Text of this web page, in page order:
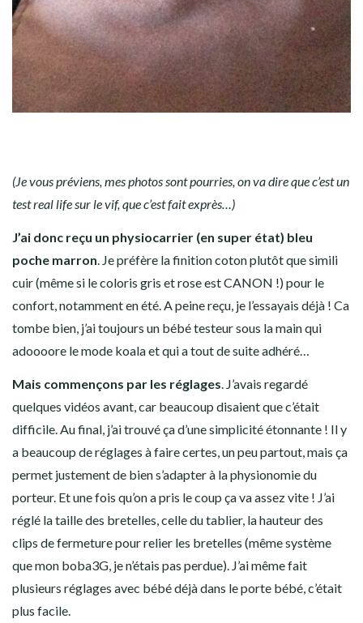
(Je vous préviens, mes photos sont pourries, on va dire que c’est un
test real life sur le vif, que c’est fait exprès…)
J’ai donc reçu un physiocarrier (en super état) bleu
poche marron. Je préfère la finition coton plutôt que simili
cuir (même si le coloris gris et rose est CANON !) pour le
confort, notamment en été. A peine reçu, je l’essayais déjà ! Ca
tombe bien, j’ai toujours un bébé testeur sous la main qui
adoooore le mode koala et qui a tout de suite adhéré…
Mais commençons par les réglages. J’avais regardé
quelques vidéos avant, car beaucoup disaient que c’était
difficile. Au final, j’ai trouvé ça d’une simplicité étonnante ! Il y
a beaucoup de réglages à faire certes, un peu partout, mais ça
permet justement de bien s’adapter à la physionomie du
porteur. Et une fois qu’on a pris le coup ça va assez vite ! J’ai
réglé la taille des bretelles, celle du tablier, la hauteur des
clips de fermeture pour relier les bretelles (même système
que mon boba3G, je n’étais pas perdue). J’ai même fait
plusieurs réglages avec bébé déjà dans le porte bébé, c’était
plus facile.